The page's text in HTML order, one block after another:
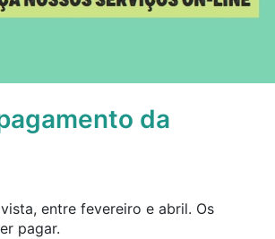
da
entre fevereiro e abril. Os
pagar.